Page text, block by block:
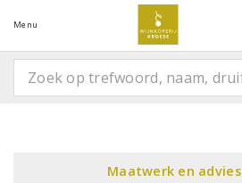
Menu
Maatwerk en advies